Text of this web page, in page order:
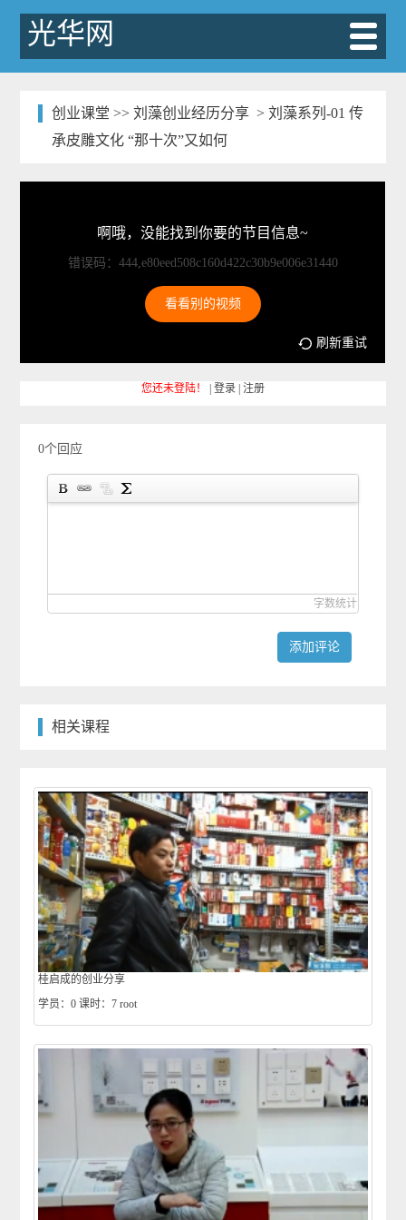
光华网
创业课堂 >>刘藻创业经历分享 > 刘藻系列-01 传
承皮雕文化 “那十次”又如何
啊哦，没能找到你要的节目信息~
错误码：444,e80eed508c160d422c30b9e006e31440
看看别的视频
刷新重试
您还未登陆！ 登录| 注册
0个回应
字数统计
添加评论
相关课程
桂启成的创业分享
学员：0 课时：7 root